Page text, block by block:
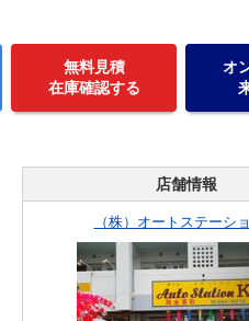
無料見積
在庫確認する
オ
店舗情報
（株）オートステーシ